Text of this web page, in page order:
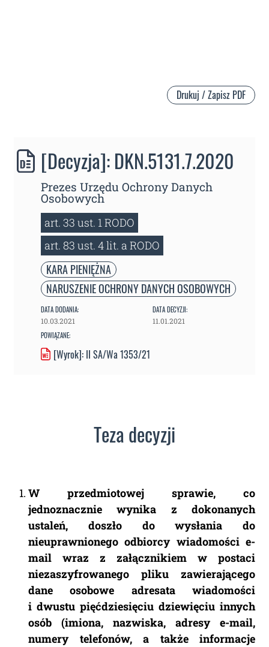
Drukuj / Zapisz PDF
[Decyzja]: DKN.5131.7.2020
Prezes Urzędu Ochrony Danych
Osobowych
art. 33 ust. 1 RODO
art. 83 ust. 4 lit. a RODO
KARA PIENIĘŻNA
NARUSZENIE OCHRONY DANYCH OSOBOWYCH
DATA DODANIA:
10.03.2021
DATA DECYZJI:
11.01.2021
POWIĄZANE:
[Wyrok]: II SA/Wa 1353/21
Teza decyzji
W przedmiotowej sprawie, co
jednoznacznie wynika z dokonanych
ustaleń, doszło do wysłania do
nieuprawnionego odbiorcy wiadomości e-
mail wraz z załącznikiem w postaci
niezaszyfrowanego pliku zawierającego
dane osobowe adresata wiadomości
i dwustu pięćdziesięciu dziewięciu innych
osób (imiona, nazwiska, adresy e-mail,
numery telefonów, a także informacje